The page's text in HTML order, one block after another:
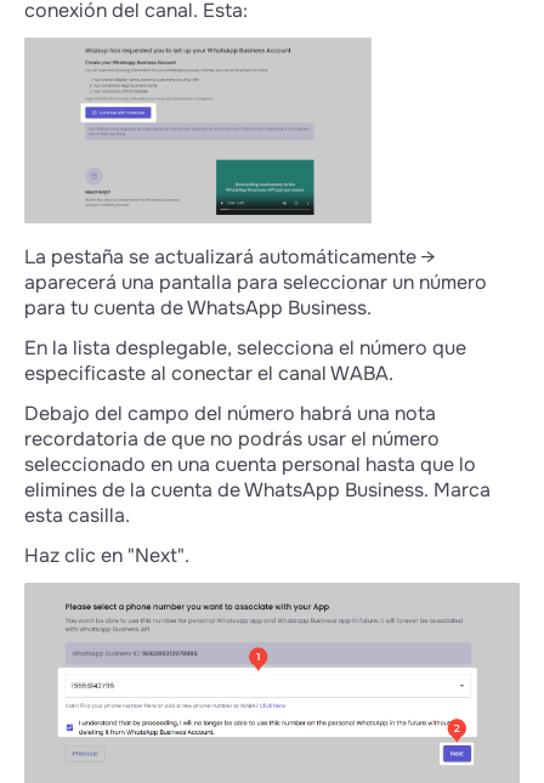
comunicas con clientes, de la aplicación en tu
teléfono:Android
O cambia el número para esta cuenta:
4. Comienza a agregar un canal en tu cuenta
personal de Wazzup → selecciona la cuenta
WhatsApp Business ya creada.
5. Ingresa el número necesario → confírmalo →
en tu cuenta personal.
Agregar uno, dos, cinco o diez
números es gratuito y no conlleva
compromisos. Puedes agregar
tantos números como quieras; solo
conexión del canal. Esta:
La pestaña se actualizará automáticamente →
aparecerá una pantalla para seleccionar un número
para tu cuenta de WhatsApp Business.
En la lista desplegable, selecciona el número que
especificaste al conectar el canal WABA.
Debajo del campo del número habrá una nota
recordatoria de que no podrás usar el número
seleccionado en una cuenta personal hasta que lo
elimines de la cuenta de WhatsApp Business. Marca
esta casilla.
Haz clic en "Next".